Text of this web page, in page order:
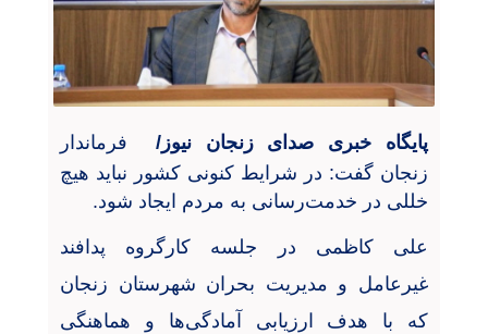
پایگاه خبری صدای زنجان نیوز/
فرماندار
زنجان گفت: در شرایط کنونی کشور نباید هیچ
خللی در خدمت‌رسانی به مردم ایجاد شود.
علی کاظمی در جلسه‌ کارگروه پدافند
غیرعامل و مدیریت بحران شهرستان زنجان
که با هدف ارزیابی آمادگی‌ها و هماهنگی